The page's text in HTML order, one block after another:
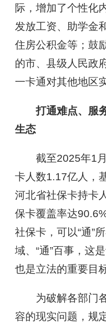
际，增加了个性化
发放工资、助学金
住房公积金等；鼓
的市、县级人民政
一卡通对其他地区
打通难点、服
生态
截至2025年1月
卡人数1.17亿人，
河北省社保卡持卡
保卡覆盖率达
社保卡，可以“通”
域、“通”百事，这
也是立法的重要目标
为破解各部门各
容的现实问题，规